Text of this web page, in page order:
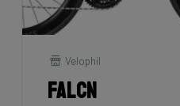
Velophil
Falcn